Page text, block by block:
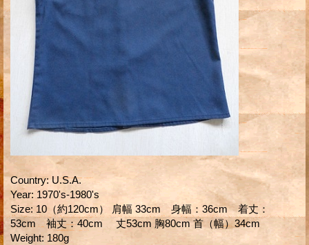
Country: U.S.A.
Year: 1970's-1980's
Size: 10（約120cm） 肩幅 33cm 身幅：36cm 着丈：
53cm 袖丈：40cm 丈53cm 胸80cm 首（幅）34cm
Weight: 180g